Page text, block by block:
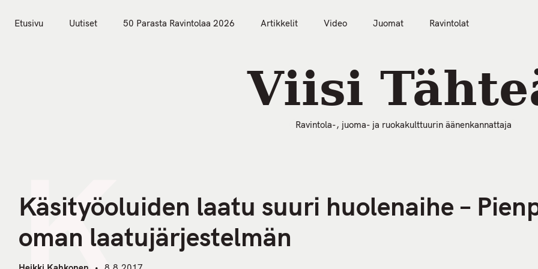
Etusivu Uutiset 50 Parasta Ravintolaa 2026 Artikkelit Video Juomat Ravintolat
Viisi
Ravintola-, juoma- ja ruokakulttuurin äänenkannattaja
K
Käsityöoluiden laatu suuri huolenaihe –
oman laatujärjestelmän